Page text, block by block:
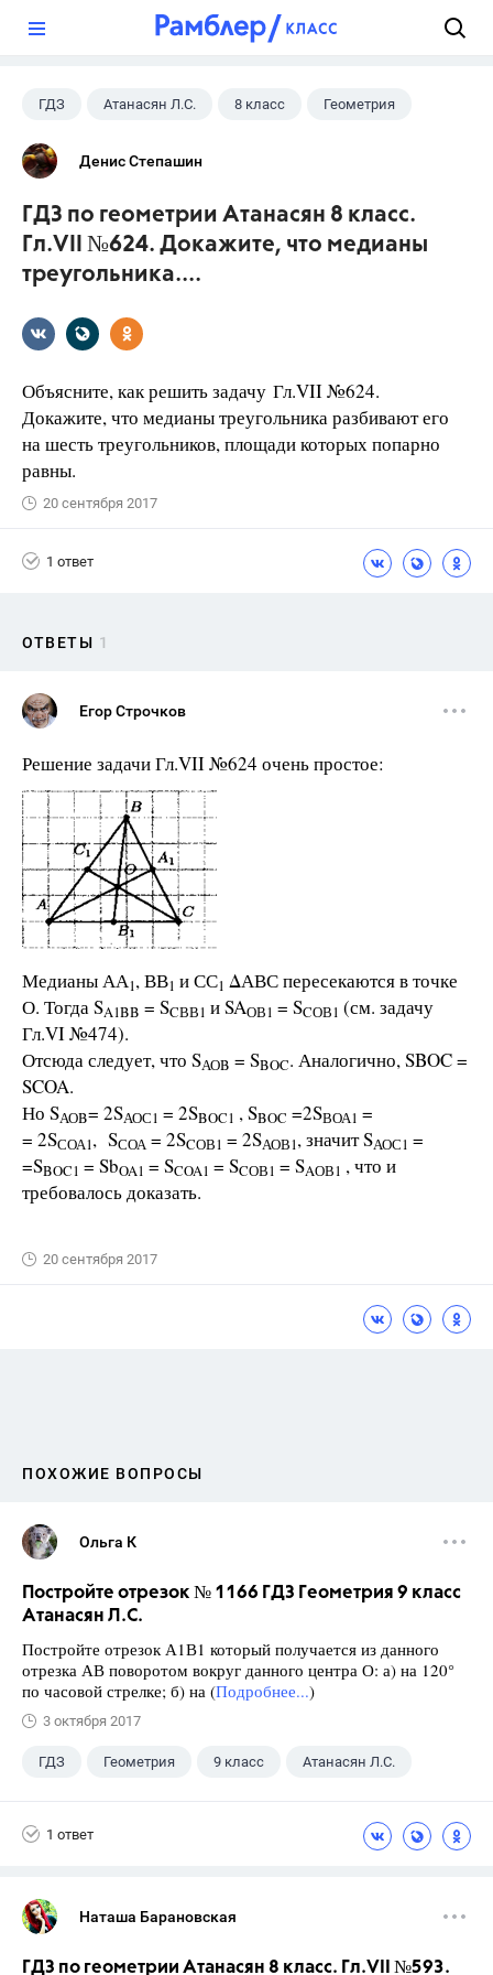
ГДЗ Атанасян Л.С. 8 класс Геометрия
Денис Степашин
ГДЗ по геометрии Атанасян 8 класс.
Гл.VII №624. Докажите, что медианы
треугольника....
Объясните, как решить задачу Гл.VII №624.
Докажите, что медианы треугольника разбивают его
на шесть треугольников, площади которых попарно
равны.
20 сентября 2017
1 ответ
ОТВЕТЫ 1
Егор Строчков
Решение задачи Гл.VII №624 очень простое:
Медианы АА1, ВВ1 и СС1 ΔАВС пересекаются в точке
О. Тогда SA1BB = SCВВ1 и SAОВ1 = SCОВ1 (см. задачу
Гл.VI №474).
Отсюда следует, что SАОB = SBOC. Аналогично, SBOC =
SCOA.
Но SАОB= 2SАОС1 = 2SBOC1 , SBOC =2SВОА1 =
= 2SСОА1, SСОА = 2SCОВ1 = 2SАОВ1, значит SАОС1 =
=SBOC1 = SbOA1 = SCOA1 = SCОВ1 = SAОВ1 , что и
требовалось доказать.
20 сентября 2017
ПОХОЖИЕ ВОПРОСЫ
Ольга К
Постройте отрезок № 1166 ГДЗ Геометрия 9 класс
Атанасян Л.С.
Постройте отрезок А1В1 который получается из данного
отрезка АВ поворотом вокруг данного центра О: а) на 120°
по часовой стрелке; б) на (Подробнее...)
3 октября 2017
ГДЗ Геометрия 9 класс Атанасян Л.С.
1 ответ
Наташа Барановская
ГДЗ по геометрии Атанасян 8 класс. Гл.VII №593.